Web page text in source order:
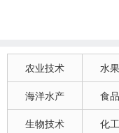
农业技术 水
海洋水产 食
生物技术 化